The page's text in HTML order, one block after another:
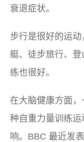
衰退症状。
步行是很好的运
艇、徒步旅行、登
练也很好。
在大脑健康方面
种自重力量训练
响。BBC 最近发